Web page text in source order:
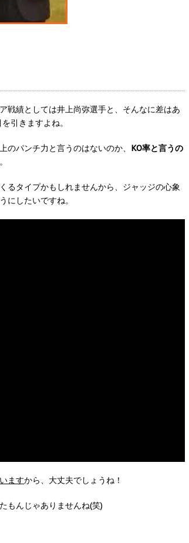
戦績としては井上尚弥選手と、そんなに差はあ
引きますよね。
のパンチ力と言うのはないのか、 KO率と言うの
るタイプかもしれませんから、ジャッジの心象
にしたいですね。
ますから、大丈夫でしょうね！
もんじゃありませんね(笑)